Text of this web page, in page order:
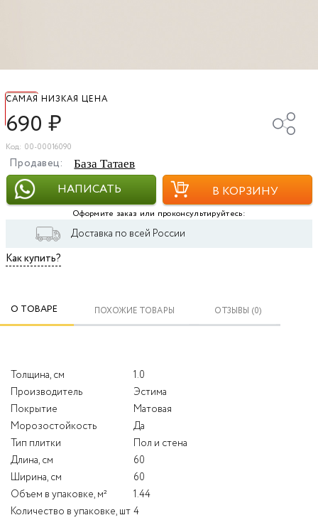
САМАЯ НИЗКАЯ ЦЕНА
690 ₽
Код: 00-00016090
Продавец: База Татаев
НАПИСАТЬ В КОРЗИНУ
Оформите заказ или проконсультируйтесь:
Доставка по всей России
Как купить?
О ТОВАРЕ ПОХОЖИЕ ТОВАРЫ ОТЗЫВЫ (0)
Толщина, см
1.0
Производитель
Эстима
Покрытие
Матовая
Морозостойкость
Да
Тип плитки
Пол и стена
Длина, см
60
Ширина, см
60
Объем в упаковке, м²
1.44
Количество в упаковке, шт 4